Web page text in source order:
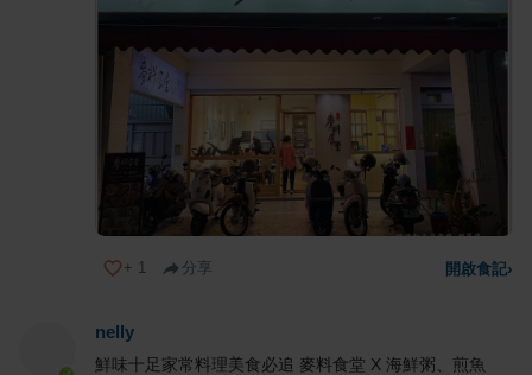
+ 1 分享 開啟食記›
nelly
鮮味十足家常料理美食必追 麥料食堂 X 海鮮粥、煎魚